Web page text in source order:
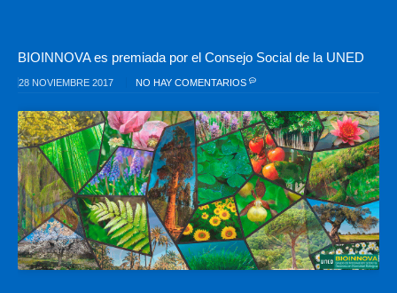
BIOINNOVA es premiada por el Consejo Social de la UNED
28 NOVIEMBRE 2017 NO HAY COMENTARIOS